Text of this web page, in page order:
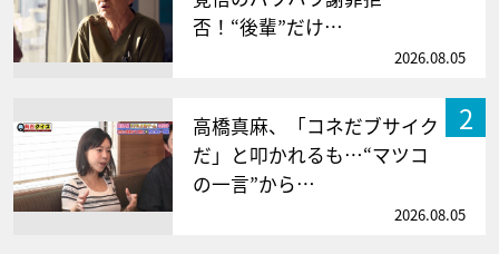
否！“後輩”だけ…
2026.08.05
2
高橋真麻、「コネだブサイク
だ」と叩かれるも…“マツコ
の一言”から…
2026.08.05